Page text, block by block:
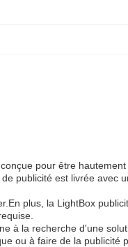
pour être
publicité est livrée avec
plus, la LightBox
à la recherche d'une
ou à faire de la publicité